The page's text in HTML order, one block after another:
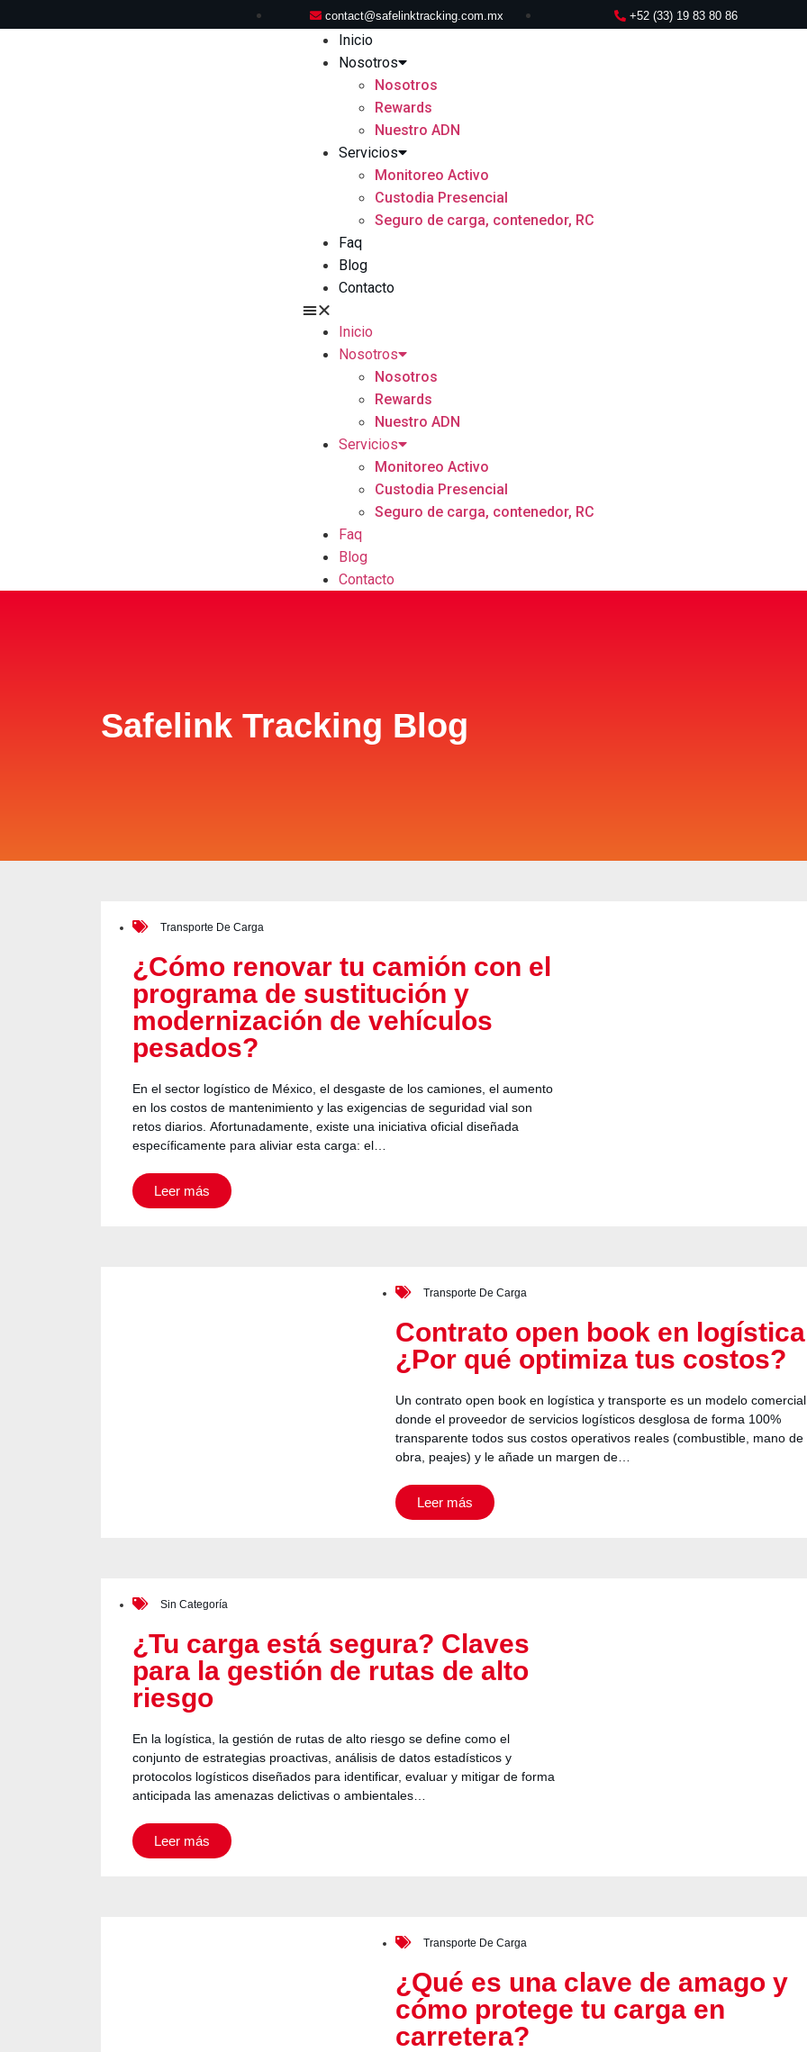
contact@safelinktracking.com.mx +52 (33) 19 83 80 86
Inicio
Nosotros
Nosotros
Rewards
Nuestro ADN
Servicios
Monitoreo Activo
Custodia Presencial
Seguro de carga, contenedor, RC
Faq
Blog
Contacto
Inicio
Nosotros
Nosotros
Rewards
Nuestro ADN
Servicios
Monitoreo Activo
Custodia Presencial
Seguro de carga, contenedor, RC
Faq
Blog
Contacto
Safelink Tracking Blog
Transporte De Carga
¿Cómo renovar tu camión con el
programa de sustitución y
modernización de vehículos
pesados?
En el sector logístico de México, el desgaste de los camiones, el aumento
en los costos de mantenimiento y las exigencias de seguridad vial son
retos diarios. Afortunadamente, existe una iniciativa oficial diseñada
específicamente para aliviar esta carga: el…
Leer más
Transporte De Carga
Contrato open book en
¿Por qué optimiza tus costos?
Un contrato open book en logística y transporte es un modelo comercial
donde el proveedor de servicios logísticos desglosa de forma 100%
transparente todos sus costos operativos reales (combustible, mano de
obra, peajes) y le añade un margen de…
Leer más
Sin Categoría
¿Tu carga está segura? Claves
para la gestión de rutas de alto
riesgo
En la logística, la gestión de rutas de alto riesgo se define como el
conjunto de estrategias proactivas, análisis de datos estadísticos y
protocolos logísticos diseñados para identificar, evaluar y mitigar de forma
anticipada las amenazas delictivas o ambientales…
Leer más
Transporte De Carga
¿Qué es una clave de amago y
cómo protege tu carga en
carretera?